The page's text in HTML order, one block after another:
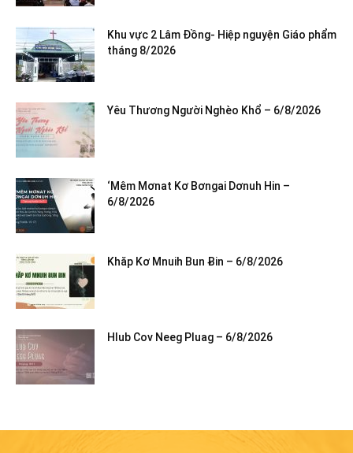
Khu vực 2 Lâm Đồng- Hiệp nguyện Giáo phẩm
tháng 8/2026
Yêu Thương Người Nghèo Khổ – 6/8/2026
‘Mêm Mơnat Kơ Bơngai Dơnuh Hin –
6/8/2026
Khăp Kơ Mnuih Bun Ƀin – 6/8/2026
Hlub Cov Neeg Pluag – 6/8/2026